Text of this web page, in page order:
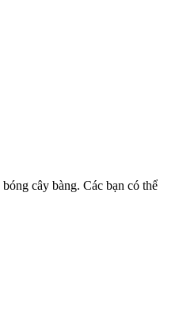
cây bàng. Các bạn có thể